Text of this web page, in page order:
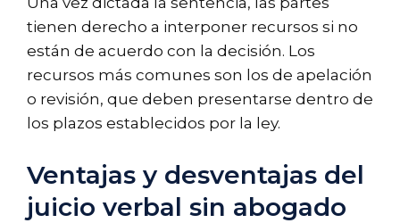
tienen derecho a interponer recursos si no
están de acuerdo con la decisión. Los
recursos más comunes son los de apelación
o revisión, que deben presentarse dentro de
los plazos establecidos por la ley.
Ventajas y desventajas del
juicio verbal sin abogado